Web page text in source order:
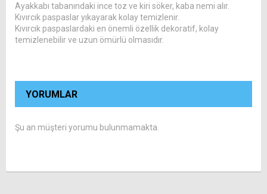
Ayakkabı tabanındaki ince toz ve kiri söker, kaba nemi alır.
Kıvırcık paspaslar yıkayarak kolay temizlenir.
Kıvırcık paspaslardaki en önemli özellik dekoratif, kolay
temizlenebilir ve uzun ömürlü olmasıdır.
YORUMLAR
Şu an müşteri yorumu bulunmamakta.